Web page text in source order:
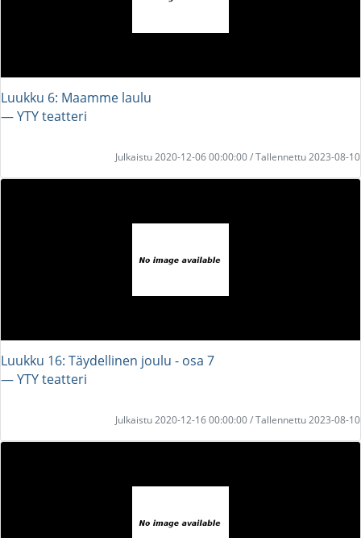
Luukku 6: Maamme laulu
― YTY teatteri
Julkaistu 2020-12-06 00:00:00 / Tallennettu 2023-08-10
Luukku 16: Täydellinen joulu - osa 7
― YTY teatteri
Julkaistu 2020-12-16 00:00:00 / Tallennettu 2023-08-10